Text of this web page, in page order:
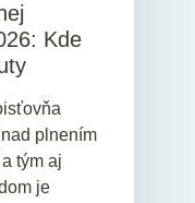
Kde
plnením
tým aj
je